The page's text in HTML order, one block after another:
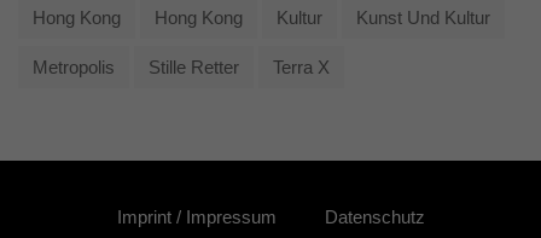
Hong Kong Hong Kong Kultur Kunst Und Kultur
Metropolis Stille Retter Terra X
Imprint / Impressum Datenschutz